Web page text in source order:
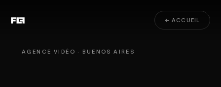
← ACCUEIL
AGENCE VIDÉO · BUENOS AIRES